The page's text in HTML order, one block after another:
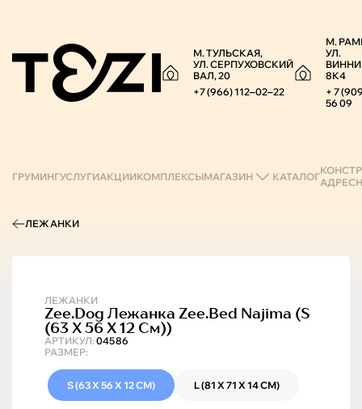
М. ТУЛЬСКАЯ,
УЛ. СЕРПУХОВСКИЙ
ВАЛ, 20
+7 (966) 112‒02‒22
М.
УЛ.
8К4
+ 7
56 09
ГРУМИНГУСЛУГИАКЦИИКОМПЛЕКСЫМАГАЗИН КАТАЛОГ
ЛЕЖАНКИ
ЛЕЖАНКИ
АРТИКУЛ: 04586
Zee.Dog Лежанка Zee.bed Najima (s
(63 X 56 X 12 См))
РАЗМЕР:
S (63 X 56 X 12 СМ) L (81 X 71 X 14 СМ)